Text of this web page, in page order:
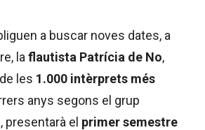
a buscar noves dates, a
la flautista Patrícia de No,
les 1.000 intèrprets més
anys segons el grup
presentarà el primer semestre